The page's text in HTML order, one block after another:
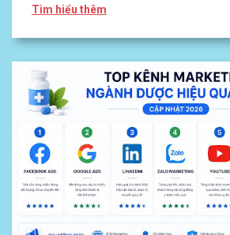
Tìm hiểu thêm